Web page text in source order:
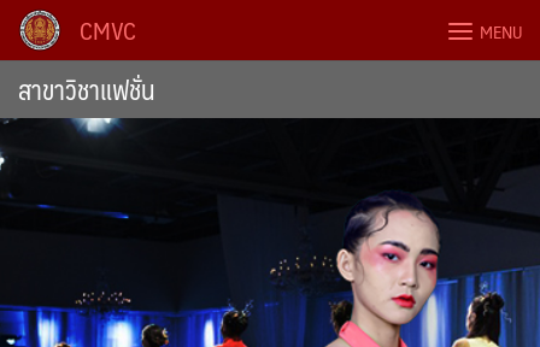
Skip
CMVC MENU
สาขาวิชาแฟชั่น